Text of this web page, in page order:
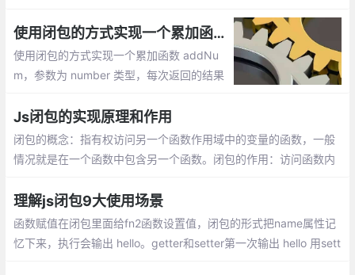
使用闭包的方式实现一个累加函数 addNum
使用闭包的方式实现一个累加函数 addNu
m，参数为 number 类型，每次返回的结果
Js闭包的实现原理和作用
闭包的概念：指有权访问另一个函数作用域中的变量的函数，一般
情况就是在一个函数中包含另一个函数。闭包的作用：访问函数内
理解js闭包9大使用场景
函数赋值在闭包里面给fn2函数设置值，闭包的形式把name属性记
忆下来，执行会输出 hello。getter和setter第一次输出 hello 用sett